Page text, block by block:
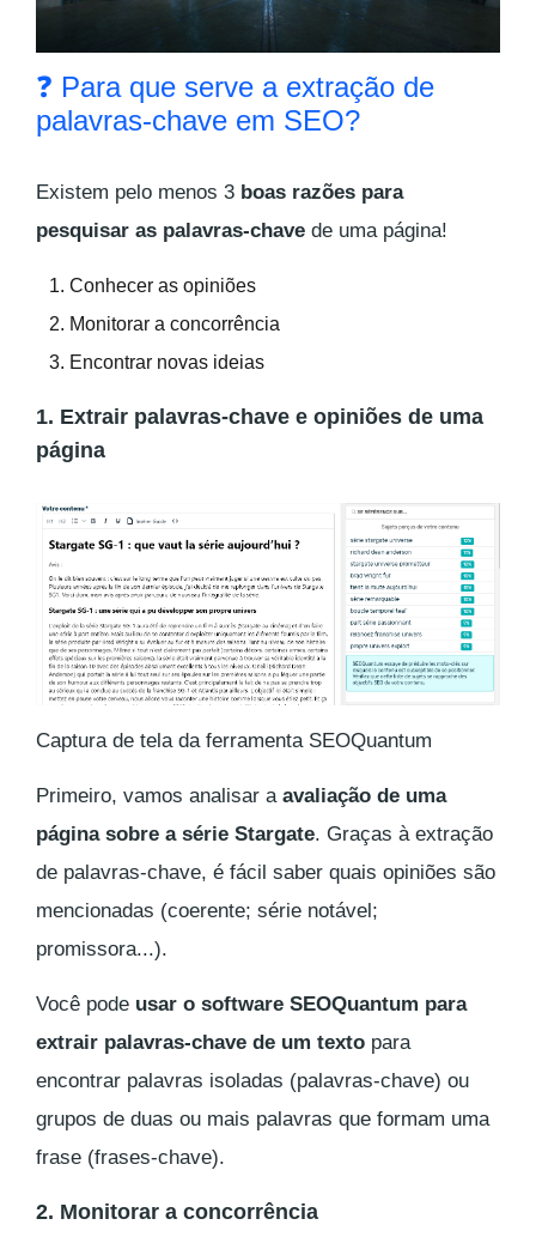
❓ Para que serve a extração de
palavras-chave em SEO?
Existem pelo menos 3 boas razões para
pesquisar as palavras-chave de uma página!
Conhecer as opiniões
Monitorar a concorrência
Encontrar novas ideias
1. Extrair palavras-chave e opiniões de uma
página
Captura de tela da ferramenta SEOQuantum
Primeiro, vamos analisar a avaliação de uma
página sobre a série Stargate. Graças à extração
de palavras-chave, é fácil saber quais opiniões são
mencionadas (coerente; série notável;
promissora...).
Você pode usar o software SEOQuantum para
extrair palavras-chave de um texto para
encontrar palavras isoladas (palavras-chave) ou
grupos de duas ou mais palavras que formam uma
frase (frases-chave).
2. Monitorar a concorrência